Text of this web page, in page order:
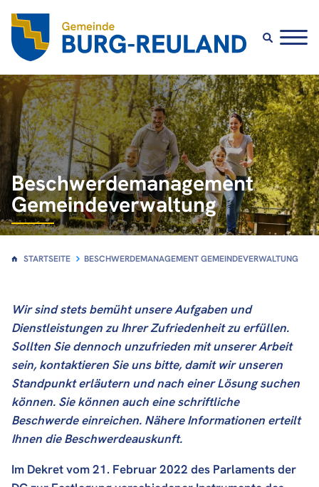
Beschwerdemanagement
Gemeindeverwaltung
STARTSEITE BESCHWERDEMANAGEMENT GEMEINDEVERWALTUNG
Wir sind stets bemüht unsere Aufgaben und
Dienstleistungen zu Ihrer Zufriedenheit zu erfüllen.
Sollten Sie dennoch unzufrieden mit unserer Arbeit
sein, kontaktieren Sie uns bitte, damit wir unseren
Standpunkt erläutern und nach einer Lösung suchen
können. Sie können auch eine schriftliche
Beschwerde einreichen. Nähere Informationen erteilt
Ihnen die Beschwerdeauskunft.
Im Dekret vom 21. Februar 2022 des Parlaments der